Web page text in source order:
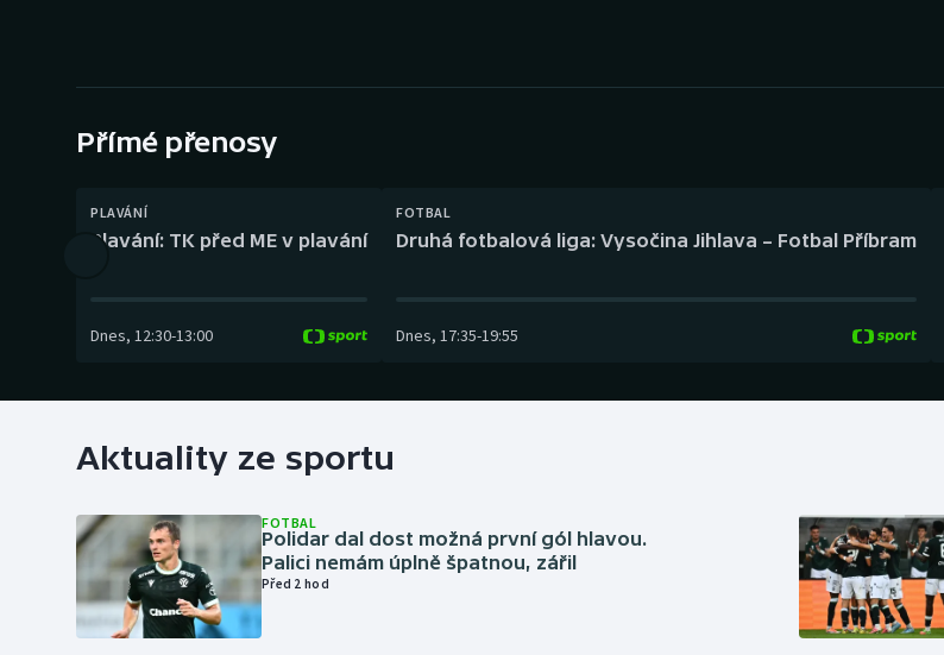
Golf Plavání Ostatní
Přímé přenosy
PLAVÁNÍ
Plavání: TK před ME v plavání
Dnes, 12:30-13:00
FOTBAL
Druhá fotbalová liga: Vysočina Jihlava – Fotbal Příbram
Dnes, 17:35-19:55
Aktuality ze sportu
FOTBAL
Polidar dal dost možná první gól hlavou.
Palici nemám úplně špatnou, zářil
Před 2 hod